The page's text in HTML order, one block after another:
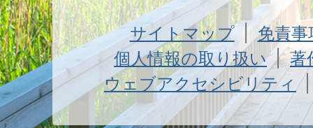
サイトマップ
免責
個人情報の取り扱い
著
ウェブアクセシビリティ